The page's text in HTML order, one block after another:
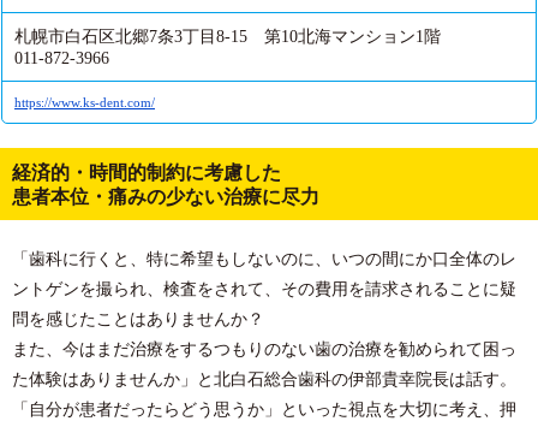
札幌市白石区北郷7条3丁目8-15 第10北海マンション1階
011-872-3966
https://www.ks-dent.com/
経済的・時間的制約に考慮した
患者本位・痛みの少ない治療に尽力
「歯科に行くと、特に希望もしないのに、いつの間にか口全体のレ
ントゲンを撮られ、検査をされて、その費用を請求されることに疑
問を感じたことはありませんか？
また、今はまだ治療をするつもりのない歯の治療を勧められて困っ
た体験はありませんか」と北白石総合歯科の伊部貴幸院長は話す。
「自分が患者だったらどう思うか」といった視点を大切に考え、押